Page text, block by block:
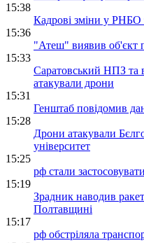
15:38
Кадрові зміни у РНБО
15:36
"Атеш" виявив об'єкт
15:33
Саратовський НПЗ та
атакували дрони
15:31
Генштаб повідомив
15:28
Дрони атакували
університет
15:25
рф стали
15:19
Зрадник наводив
Полтавщині
15:17
рф обстріляла